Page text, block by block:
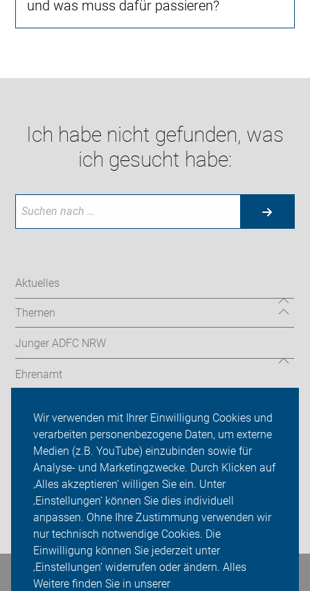
Wir verwenden mit Ihrer Einwilligung Cookies und
verarbeiten personenbezogene Daten, um externe
Medien (z.B. YouTube) einzubinden sowie für
Analyse- und Marketingzwecke. Durch Klicken auf
‚Alles akzeptieren‘ willigen Sie ein. Unter
‚Einstellungen‘ können Sie dies individuell
anpassen. Ohne Ihre Zustimmung verwenden wir
nur technisch notwendige Cookies. Die
Einwilligung können Sie jederzeit unter
‚Einstellungen‘ widerrufen oder ändern. Alles
Weitere finden Sie in unserer
und was muss dafür passieren?
Ich habe nicht gefunden, was
ich gesucht habe:
Aktuelles
Themen
Junger ADFC NRW
Ehrenamt
Über uns
Sei dabei
Presse
Login
Bleiben Sie in Kontakt